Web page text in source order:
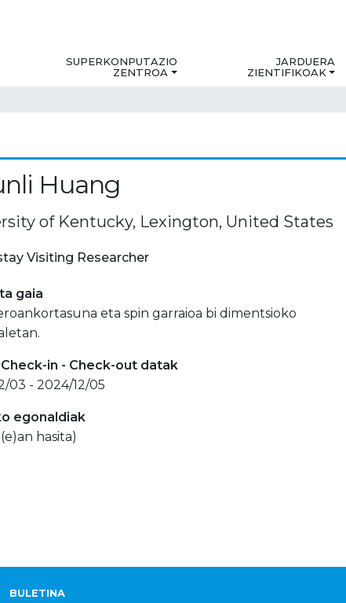
SUPERKONPUTAZIO
ZENTROA
JARDUERA
ZIENTIFIKOAK
Huang
of Kentucky, Lexington, United States
Visiting Researcher
gaia
eta spin garraioa bi dimentsioko
in - Check-out datak
03 - 2024/12/05
egonaldiak
hasita)
BULETINA